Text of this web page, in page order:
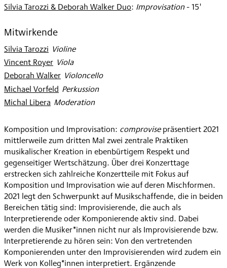
Silvia Tarozzi & Deborah Walker Duo: Improvisation- 15'
Mitwirkende
Silvia Tarozzi: Violine
Vincent Royer
: Viola
Deborah Walker
: Violoncello
Michael Vorfeld: Perkussion
Michal Libera: Moderation
Komposition und Improvisation: comprovisepräsentiert 2021
mittlerweile zum dritten Mal zwei zentrale Praktiken
musikalischer Kreation in ebenbürtigem Respekt und
gegenseitiger Wertschätzung. Über drei Konzerttage
erstrecken sich zahlreiche Konzertteile mit Fokus auf
Komposition und Improvisation wie auf deren Mischformen.
2021 legt den Schwerpunkt auf Musikschaffende, die in beiden
Bereichen tätig sind: Improvisierende, die auch als
Interpretierende oder Komponierende aktiv sind. Dabei
werden die Musiker*innen nicht nur als Improvisierende bzw.
Interpretierende zu hören sein: Von den vertretenden
Komponierenden unter den Improvisierenden wird zudem ein
Werk von Kolleg*innen interpretiert. Ergänzende